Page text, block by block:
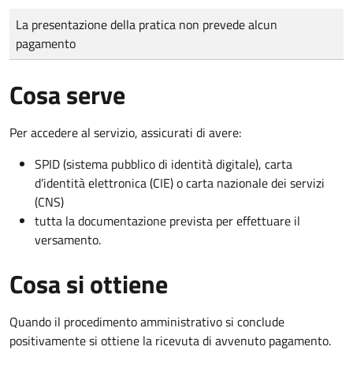
Tipo di pagamento
Importo
La presentazione della pratica non prevede alcun
pagamento
Cosa serve
Per accedere al servizio, assicurati di avere:
SPID (sistema pubblico di identità digitale), carta
d’identità elettronica (CIE) o carta nazionale dei servizi
(CNS)
tutta la documentazione prevista per effettuare il
versamento.
Cosa si ottiene
Quando il procedimento amministrativo si conclude
positivamente si ottiene la ricevuta di avvenuto pagamento.